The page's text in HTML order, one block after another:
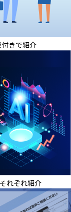
きで紹介
れぞれ紹介